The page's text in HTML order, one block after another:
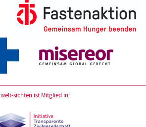
welt-sichten ist Mitglied in: